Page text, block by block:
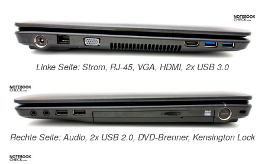
Linke Seite: Strom, RJ-45, VGA, HDMI, 2x USB 3.0
Rechte Seite: Audio, 2x USB 2.0, DVD-Brenner, Kensington Lock